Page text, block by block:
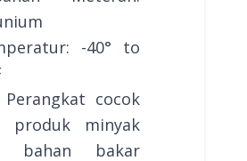
-40° to
Perangkat cocok
produk minyak
bahan bakar